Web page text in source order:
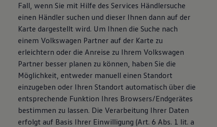
Fall, wenn Sie mit Hilfe des Services Händlersuche
einen Händler suchen und dieser Ihnen dann auf der
Karte dargestellt wird. Um Ihnen die Suche nach
einem Volkswagen Partner auf der Karte zu
erleichtern oder die Anreise zu Ihrem Volkswagen
Partner besser planen zu können, haben Sie die
Möglichkeit, entweder manuell einen Standort
einzugeben oder Ihren Standort automatisch über die
entsprechende Funktion Ihres Browsers/Endgerätes
bestimmen zu lassen. Die Verarbeitung Ihrer Daten
erfolgt auf Basis Ihrer Einwilligung (Art. 6 Abs. 1 lit. a